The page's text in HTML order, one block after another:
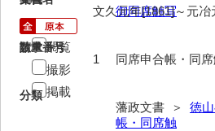
擬対問録
新聞
御同席触写
請求番号
同席申合帳・同
分類
藩政文書 ＞ 徳
帳・同席触
文久元年[1861]～元冶
数量
1
閲覧
撮影
掲載